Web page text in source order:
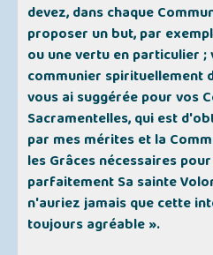
devez, dans chaque
proposer un but, par
ou une vertu en particulier ;
communier spirituellement
vous ai suggérée pour vos
Sacramentelles, qui est
par mes mérites et la
les Grâces nécessaires
parfaitement Sa sainte
n'auriez jamais que cette
toujours agréable ».